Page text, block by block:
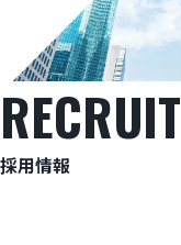
RECRUIT
採用情報